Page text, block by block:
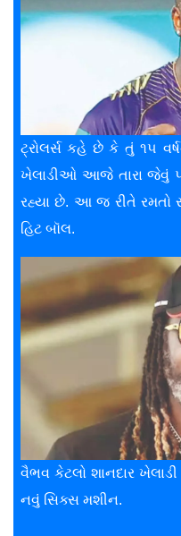
ટ્રોલર્સ કહે છે કે તું ૧૫
ખેલાડીઓ આજે તારા જેવું
રહ્યા છે. આ જ રીતે રમતો
હિટ બૉલ.
વૈભવ કેટલો શાનદાર
નવું સિક્સ મશીન.